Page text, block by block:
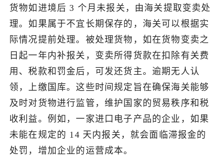
货物如进境后 3 个月未报关，由海关提取变卖处
理。如果属于不宜长期保存的，海关可以根据实
际情况提前处理。被处理货物，如在货物变卖之
日起一年内补报关，变卖所得货款在扣除有关费
用、税款和罚金后，可发还货主。逾期无人认
领，上缴国库。这些时间规定旨在确保海关能够
及时对货物进行监管，维护国家的贸易秩序和税
收利益。例如，一家进口电子产品的企业，如果
未能在规定的 14 天内报关，就会面临滞报金的
处罚，增加企业的运营成本。